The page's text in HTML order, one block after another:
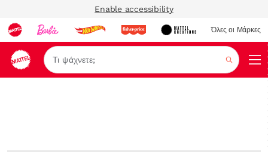
Enable accessibility
Όλες οι Μάρκες